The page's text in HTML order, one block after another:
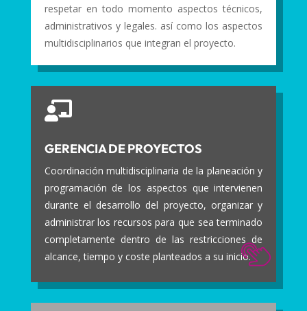
respetar en todo momento aspectos técnicos,
administrativos y legales. así como los aspectos
multidisciplinarios que integran el proyecto.

GERENCIA DE PROYECTOS
Coordinación multidisciplinaria de la planeación y
programación de los aspectos que intervienen
durante el desarrollo del proyecto, organizar y
administrar los recursos para que sea terminado
completamente dentro de las restricciones de
alcance, tiempo y coste planteados a su inicio.